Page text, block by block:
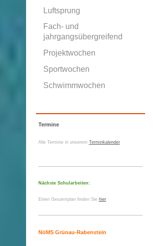
Luftsprung
Fach- und
jahrgangsübergreifend
Projektwochen
Sportwochen
Schwimmwochen
Termine
Alle Termine in unserem Terminkalender
Nächste Schularbeiten:
Einen Gesamtplan finden Sie hier
NöMS Grünau-Rabenstein